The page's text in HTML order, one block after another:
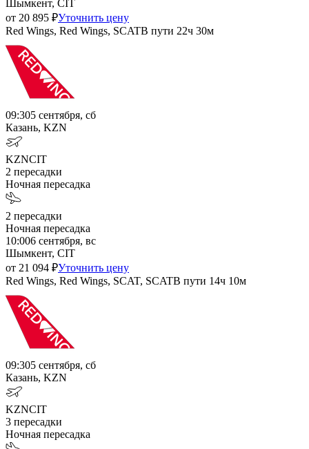
Шымкент, CIT
от 20 895 ₽Уточнить цену
Red Wings, Red Wings, SCATВ пути 22ч 30м
09:305 сентября, сб
Казань, KZN
KZNCIT
2 пересадки
Ночная пересадка
2 пересадки
Ночная пересадка
10:006 сентября, вс
Шымкент, CIT
от 21 094 ₽Уточнить цену
Red Wings, Red Wings, SCAT, SCATВ пути 14ч 10м
09:305 сентября, сб
Казань, KZN
KZNCIT
3 пересадки
Ночная пересадка